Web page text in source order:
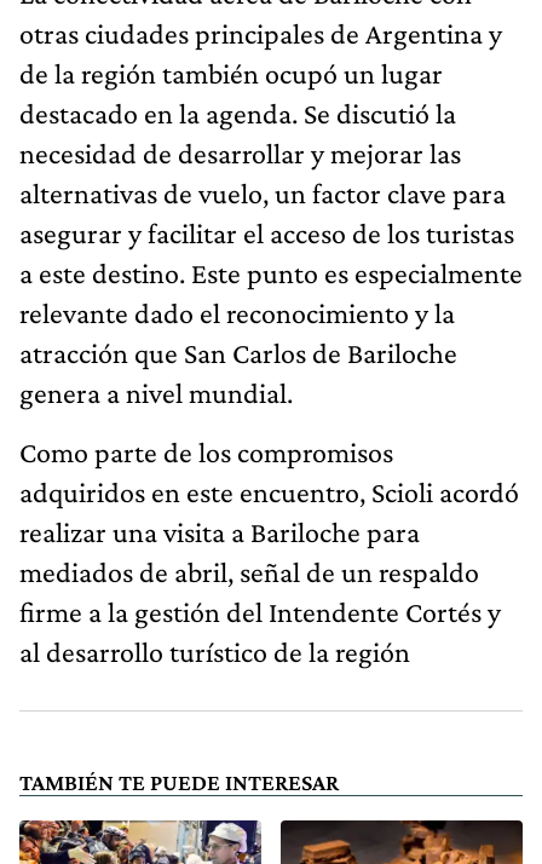
otras ciudades principales de Argentina y
de la región también ocupó un lugar
destacado en la agenda. Se discutió la
necesidad de desarrollar y mejorar las
alternativas de vuelo, un factor clave para
asegurar y facilitar el acceso de los turistas
a este destino. Este punto es especialmente
relevante dado el reconocimiento y la
atracción que San Carlos de Bariloche
genera a nivel mundial.
Como parte de los compromisos
adquiridos en este encuentro, Scioli acordó
realizar una visita a Bariloche para
mediados de abril, señal de un respaldo
firme a la gestión del Intendente Cortés y
al desarrollo turístico de la región
TAMBIÉN TE PUEDE INTERESAR